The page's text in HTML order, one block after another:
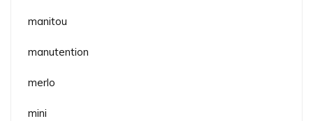
manitou
manutention
merlo
mini